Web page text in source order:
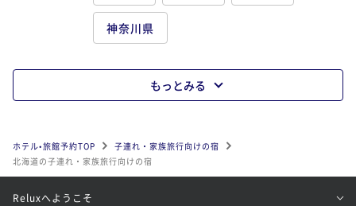
神奈川県
もっとみる
ホテル•旅館予約TOP
子連れ・家族旅行向けの宿
北海道の子連れ・家族旅行向けの宿
Reluxへようこそ